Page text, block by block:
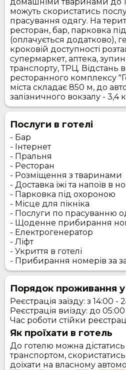
можуть скористатись
прасування одягу. На
ресторан, бар, парковка
(оплачується додатково),
кроковій доступності
супермаркет, аптека,
транспорту, ТРЦ. Відстань
ресторанного комплексу
міста складає 850 м, до
залізничного вокзалу - 3,4
Послуги в готелі
- Бар
- Інтернет
- Пральня
- Ресторан
- Розміщення з тваринами
- Доставка їжі та напоїв в
- Парковка під охороною
- Місце для пікніка
- Послуги по прасуванню
- Щоденне прибирання
- Електрогенератор
- Ліфт
- Укриття в готелі
- Прибирання номерів за
Порядок проживання у
Реєстрація заїзду: з 14:00
Реєстрація виїзду: до
Час роботи стійки
Як проїхати в готель
До готелю можна
транспортом,
доїхати на власному